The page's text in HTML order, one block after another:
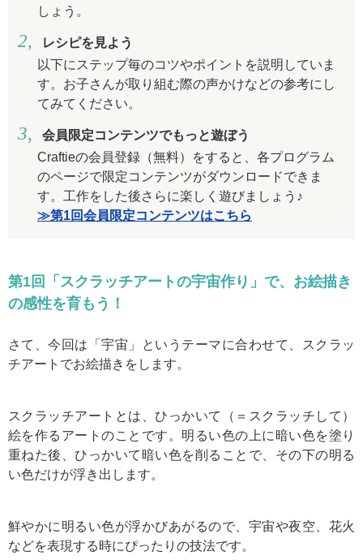
しょう。
レシピを見よう
以下にステップ毎のコツやポイントを説明していま
す。お子さんが取り組む際の声かけなどの参考にし
てみてください。
会員限定コンテンツでもっと遊ぼう
Craftieの会員登録（無料）をすると、各プログラム
のページで限定コンテンツがダウンロードできま
す。工作をした後さらに楽しく遊びましょう♪
≫第1回会員限定コンテンツはこちら
第1回「スクラッチアートの宇宙作り」で、お絵描き
の感性を育もう！
さて、今回は「宇宙」というテーマに合わせて、スクラッ
チアートでお絵描きをします。
スクラッチアートとは、ひっかいて（＝スクラッチして）
絵を作るアートのことです。 明るい色の上に暗い色を塗り
重ねた後、ひっかいて暗い色を削ることで、その下の明る
い色だけが浮き出します。
鮮やかに明るい色が浮かびあがるので、宇宙や夜空、花火
などを表現する時にぴったりの技法です。